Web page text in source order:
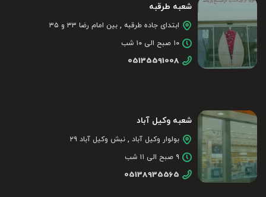
شعبه طرقبه
ابتدای جاده طرقبه , بین امام رضا ۳۳ و ۳۵
۱۰ صبح الی ۱۰ شب
05135591008
شعبه وکیل آباد
بولوار وکیل آباد , نبش وکیل آباد ۲۹
۹ صبح الی ۱۱ شب
05138935565